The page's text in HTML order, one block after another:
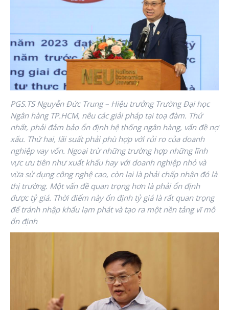
PGS.TS Nguyễn Đức Trung – Hiệu trưởng Trường Đại học
Ngân hàng TP.HCM, nêu các giải pháp tại toạ đàm. Thứ
nhất, phải đảm bảo ổn định hệ thống ngân hàng, vấn đề nợ
xấu. Thứ hai, lãi suất phải phù hợp với rủi ro của doanh
nghiệp vay vốn. Ngoại trừ những trường hợp những lĩnh
vực ưu tiên như xuất khẩu hay với doanh nghiệp nhỏ và
vừa sử dụng công nghệ cao, còn lại là phải chấp nhận đó là
thị trường. Một vấn đề quan trọng hơn là phải ổn định
được tỷ giá. Thời điểm này ổn định tỷ giá là rất quan trọng
để tránh nhập khẩu lạm phát và tạo ra một nền tảng vĩ mô
ổn định